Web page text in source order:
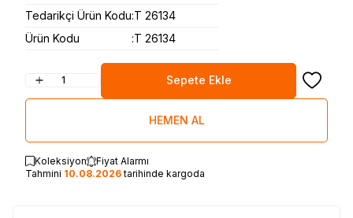
Tedarikçi Ürün Kodu:T 26134
Ürün Kodu
:T 26134
Sepete Ekle Favoriye
HEMEN AL
Koleksiyon
Fiyat Alarmı
Tahmini 10.08.2026tarihinde kargoda